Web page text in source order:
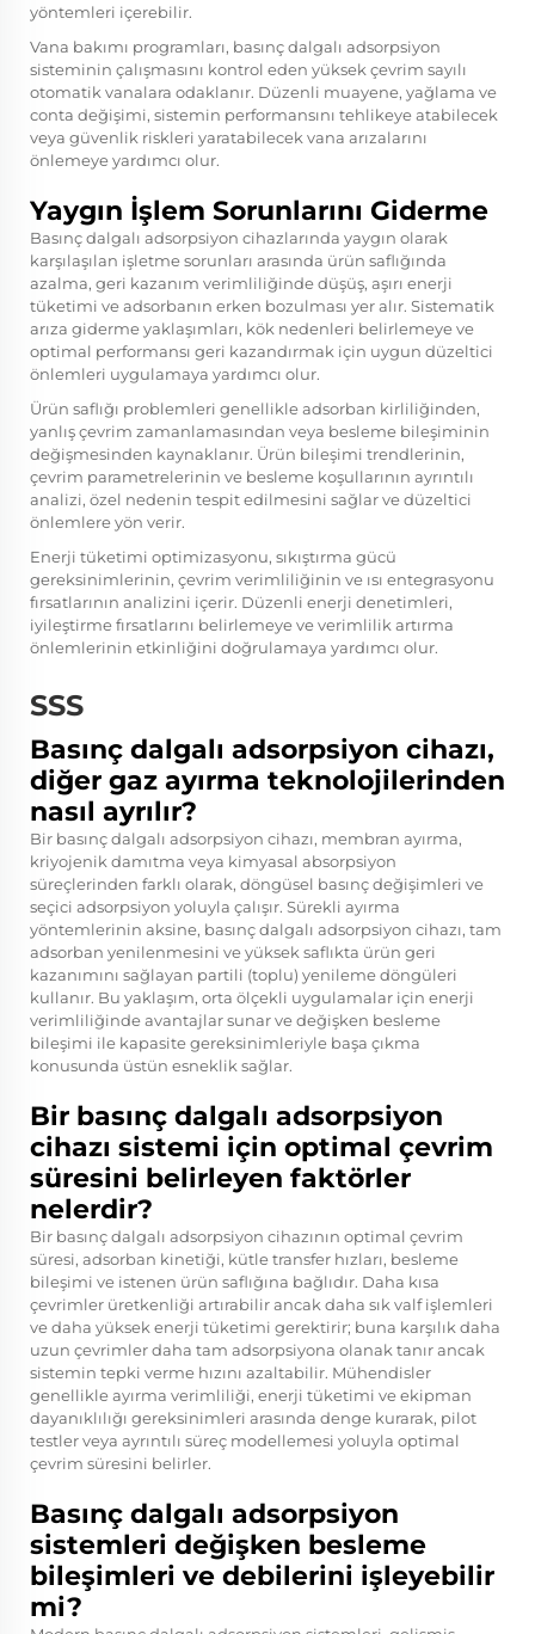
yöntemleri içerebilir.
Vana bakımı programları, basınç dalgalı adsorpsiyon
sisteminin çalışmasını kontrol eden yüksek çevrim sayılı
otomatik vanalara odaklanır. Düzenli muayene, yağlama ve
conta değişimi, sistemin performansını tehlikeye atabilecek
veya güvenlik riskleri yaratabilecek vana arızalarını
önlemeye yardımcı olur.
Yaygın İşlem Sorunlarını Giderme
Basınç dalgalı adsorpsiyon cihazlarında yaygın olarak
karşılaşılan işletme sorunları arasında ürün saflığında
azalma, geri kazanım verimliliğinde düşüş, aşırı enerji
tüketimi ve adsorbanın erken bozulması yer alır. Sistematik
arıza giderme yaklaşımları, kök nedenleri belirlemeye ve
optimal performansı geri kazandırmak için uygun düzeltici
önlemleri uygulamaya yardımcı olur.
Ürün saflığı problemleri genellikle adsorban kirliliğinden,
yanlış çevrim zamanlamasından veya besleme bileşiminin
değişmesinden kaynaklanır. Ürün bileşimi trendlerinin,
çevrim parametrelerinin ve besleme koşullarının ayrıntılı
analizi, özel nedenin tespit edilmesini sağlar ve düzeltici
önlemlere yön verir.
Enerji tüketimi optimizasyonu, sıkıştırma gücü
gereksinimlerinin, çevrim verimliliğinin ve ısı entegrasyonu
fırsatlarının analizini içerir. Düzenli enerji denetimleri,
iyileştirme fırsatlarını belirlemeye ve verimlilik artırma
önlemlerinin etkinliğini doğrulamaya yardımcı olur.
SSS
Basınç dalgalı adsorpsiyon cihazı,
diğer gaz ayırma teknolojilerinden
nasıl ayrılır?
Bir basınç dalgalı adsorpsiyon cihazı, membran ayırma,
kriyojenik damıtma veya kimyasal absorpsiyon
süreçlerinden farklı olarak, döngüsel basınç değişimleri ve
seçici adsorpsiyon yoluyla çalışır. Sürekli ayırma
yöntemlerinin aksine, basınç dalgalı adsorpsiyon cihazı, tam
adsorban yenilenmesini ve yüksek saflıkta ürün geri
kazanımını sağlayan partili (toplu) yenileme döngüleri
kullanır. Bu yaklaşım, orta ölçekli uygulamalar için enerji
verimliliğinde avantajlar sunar ve değişken besleme
bileşimi ile kapasite gereksinimleriyle başa çıkma
konusunda üstün esneklik sağlar.
Bir basınç dalgalı adsorpsiyon
cihazı sistemi için optimal çevrim
süresini belirleyen faktörler
nelerdir?
Bir basınç dalgalı adsorpsiyon cihazının optimal çevrim
süresi, adsorban kinetiği, kütle transfer hızları, besleme
bileşimi ve istenen ürün saflığına bağlıdır. Daha kısa
çevrimler üretkenliği artırabilir ancak daha sık valf işlemleri
ve daha yüksek enerji tüketimi gerektirir; buna karşılık daha
uzun çevrimler daha tam adsorpsiyona olanak tanır ancak
sistemin tepki verme hızını azaltabilir. Mühendisler
genellikle ayırma verimliliği, enerji tüketimi ve ekipman
dayanıklılığı gereksinimleri arasında denge kurarak, pilot
testler veya ayrıntılı süreç modellemesi yoluyla optimal
çevrim süresini belirler.
Basınç dalgalı adsorpsiyon
sistemleri değişken besleme
bileşimleri ve debilerini işleyebilir
mi?